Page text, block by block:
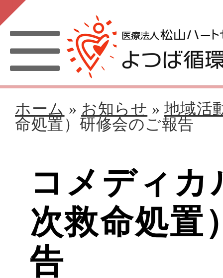
ホーム » お知らせ » 地域活
命処置）研修会のご報告
コメディカ
次救命処置
告